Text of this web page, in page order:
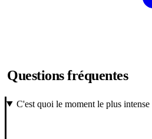
Questions fréquentes
C'est quoi le moment le plus intense